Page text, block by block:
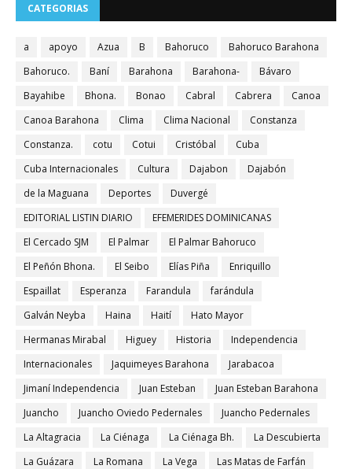
CATEGORIAS
a apoyo Azua B Bahoruco
Bahoruco Barahona
Bahoruco.
Baní Barahona Barahona-
Bávaro
Bayahibe
Bhona. Bonao Cabral Cabrera
Canoa
Canoa Barahona
Clima Clima Nacional
Constanza
Constanza.
cotu Cotui Cristóbal
Cuba
Cuba Internacionales
Cultura Dajabon
Dajabón
de la Maguana
Deportes
Duvergé
EDITORIAL LISTIN DIARIO
EFEMERIDES DOMINICANAS
El Cercado SJM
El Palmar
El Palmar Bahoruco
El Peñón Bhona.
El Seibo Elías Piña
Enriquillo
Espaillat
Esperanza Farandula
farándula
Galván Neyba
Haina Haití
Hato Mayor
Hermanas Mirabal
Higuey Historia
Independencia
Internacionales
Jaquimeyes Barahona
Jarabacoa
Jimaní Independencia
Juan Esteban
Juan Esteban Barahona
Juancho
Juancho Oviedo Pedernales
Juancho Pedernales
La Altagracia
La Ciénaga La Ciénaga Bh.
La Descubierta
La Guázara
La Romana La Vega
Las Matas de Farfán